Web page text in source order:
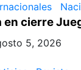
en cierre
5, 2026